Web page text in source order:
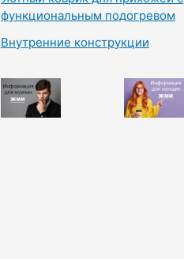
функциональным подогревом
Внутренние конструкции